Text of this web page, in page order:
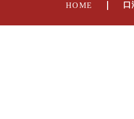
HOME